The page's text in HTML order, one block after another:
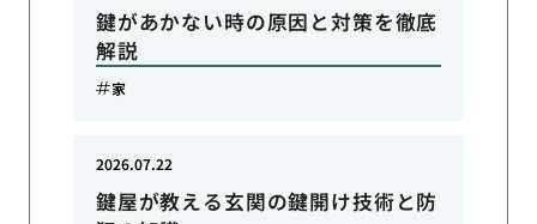
鍵があかない時の原因と対策を徹底
解説
家
鍵屋が教える玄関の鍵開け技術と防
2026.07.22